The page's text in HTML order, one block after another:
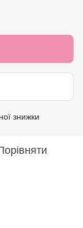
знижки